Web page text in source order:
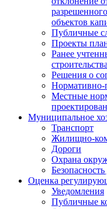
объектов
Публичные
Проекты
Ранее
Решения о
Нормативно-
Местные
Муниципальное
Транспорт
Жилищно-
Дороги
Охрана
Оценка
Уведомления
Публичные